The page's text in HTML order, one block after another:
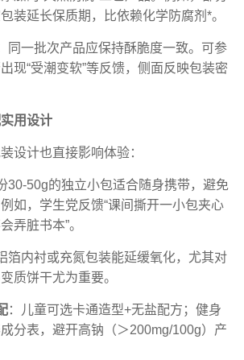
装延长保质期，比依赖化学防腐剂*。
同一批次产品应保持酥脆度一致。可参
现“受潮变软”等反馈，侧面反映包装密
用设计
设计也直接影响体验：
30-50g的独立小包适合随身携带，避免
如，学生党反馈“课间撕开一小包夹心
弄脏书本”。
箔内衬或充氮包装能延缓氧化，尤其对
质饼干尤为重要。
：儿童可选卡通造型+无盐配方；健身
分表，避开高钠（＞200mg/100g）产